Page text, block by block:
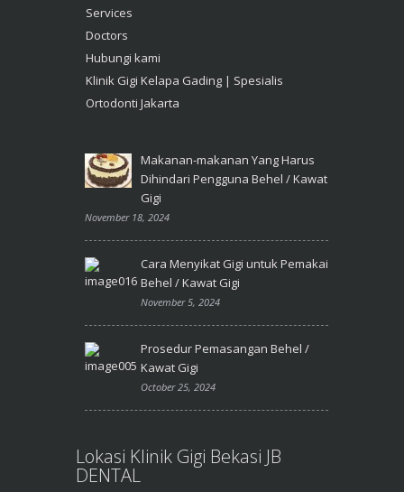
Services
Doctors
Hubungi kami
Klinik Gigi Kelapa Gading | Spesialis
Ortodonti Jakarta
Makanan-makanan Yang Harus
Dihindari Pengguna Behel / Kawat
Gigi
November 18, 2024
Cara Menyikat Gigi untuk Pemakai
Behel / Kawat Gigi
November 5, 2024
Prosedur Pemasangan Behel /
Kawat Gigi
October 25, 2024
Lokasi Klinik Gigi Bekasi JB
DENTAL